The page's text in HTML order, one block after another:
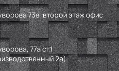
73е, второй этаж офис
77а ст.1
2а)